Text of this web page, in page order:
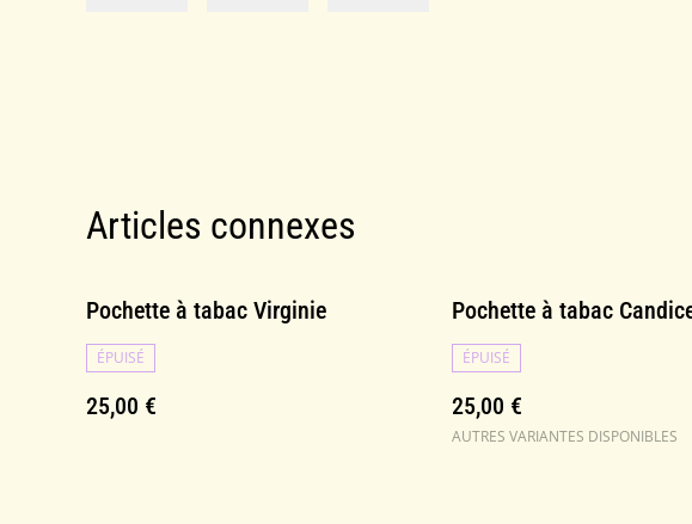
Articles connexes
Pochette à tabac Virginie
ÉPUISÉ
25,00 €
Pochette à tabac
ÉPUISÉ
25,00 €
AUTRES VARIANTES DISPONIBLES